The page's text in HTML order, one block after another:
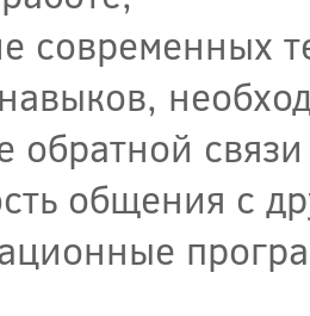
современных
обратной
общения с